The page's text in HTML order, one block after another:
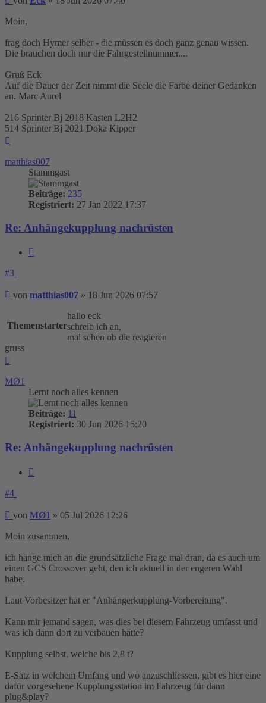
Moin,
frag doch Hymer selber - die müssen es doch ganz genau wissen.
Die brauchen doch nur die Fahrgestellnummer....
Gruß Eck
Auf die Dauer der Zeit nimmt die Seele die Farbe deiner Gedanken
an. Marc Aurel
216 Sprinter Bj 2018 Kasten L2H2
514 Sprinter Bj 2021 Doka Kipper
matthias007
Stammgast
Beiträge: 235
Registriert: 27 Jan 2022 17:37
Re: Anhängekupplung nachrüsten
#3
Beitrag
von matthias007 » 18 Jun 2026 07:57
Themenstarter
hallo eck
schreib ich an,
mal sehen ob die reagieren
gruss
MØ1
Lernt noch alles kennen
Beiträge: 11
Registriert: 30 Jun 2026 15:20
Re: Anhängekupplung nachrüsten
#4
Beitrag
von MØ1 » 05 Jul 2026 12:26
Moin zusammen,
ich hänge mich an die grundsätzliche Frage mal dran, da es auch um
einen GCS Crossover geht, den ich aktuell in der engeren Wahl
habe.
Laut Vorbesitzer hat er "Anhängerkupplung-Vorbereitung".
Kann mir jemand sagen, was dies bei diesem Fahrzeug umfasst und
was ich dann dort zu verbauen hätte?
Kupplung selbst, welche bis 2,8 t?
E-Satz in welchem Umfang und wo anzuschliessen, gibt es hier eine
dafür vorgesehene Kupplungsstation im Fahrzeug für dann
plug&play?